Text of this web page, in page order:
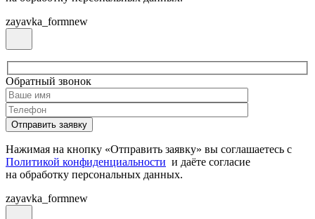
zayavka_formnew
Обратный звонок
Нажимая на кнопку «Отправить заявку» вы соглашаетесь с
Политикой конфиденциальности и даёте согласие
на обработку персональных данных.
zayavka_formnew